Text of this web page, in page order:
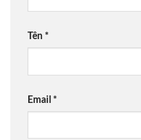
Tên *
Email *